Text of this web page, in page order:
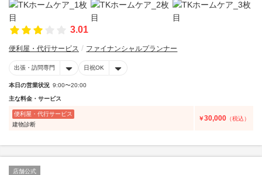
3.01
便利屋・代行サービス ファイナンシャルプランナー
出張・訪問専門 日祝OK
本日の営業状況 9:00〜20:00
主な料金・サービス
便利屋・代行サービス
建物診断
￥30,000 （税込）
店舗公式